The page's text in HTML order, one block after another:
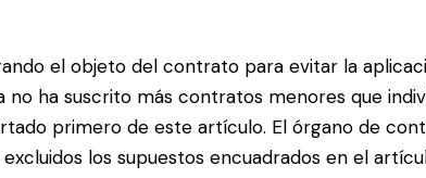
el objeto del contrato para evitar la
ha suscrito más contratos menores que
primero de este artículo. El órgano de
los supuestos encuadrados en el artículo